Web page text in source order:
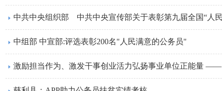
中组部 中宣部:评选表彰200名"人民满意的公务员"